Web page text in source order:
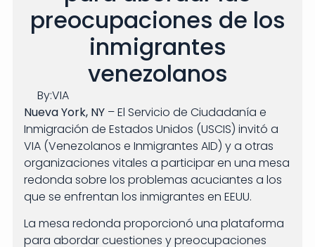
preocupaciones de los
inmigrantes
venezolanos
By:VIA
Nueva York, NY– El Servicio de Ciudadanía e
Inmigración de Estados Unidos (USCIS) invitó a
VIA (Venezolanos e Inmigrantes AID) y a otras
organizaciones vitales a participar en una mesa
redonda sobre los problemas acuciantes a los
que se enfrentan los inmigrantes en EEUU.
La mesa redonda proporcionó una plataforma
para abordar cuestiones y preocupaciones